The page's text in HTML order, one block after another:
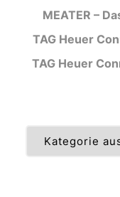
MEATER –
TAG Heuer
TAG Heuer